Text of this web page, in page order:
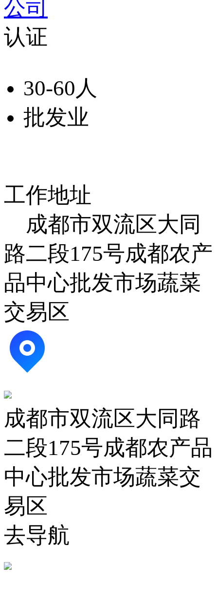
公司
认证
30-60人
批发业
工作地址
成都市双流区大同
路二段175号成都农产
品中心批发市场蔬菜
交易区
成都市双流区大同路
二段175号成都农产品
中心批发市场蔬菜交
易区
去导航